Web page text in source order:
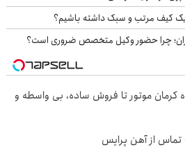
کیف مرتب و سبک داشته باشیم؟
چرا حضور وکیل متخصص ضروری است؟
موتور تا فروش ساده، بی واسطه و
از آهن پرایس